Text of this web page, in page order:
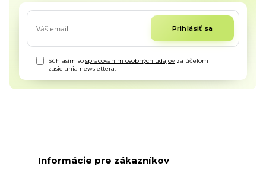
Prihlásiť sa
Súhlasím sospracovaním osobných údajovza účelom
zasielania newslettera.
Informácie pre zákazníkov